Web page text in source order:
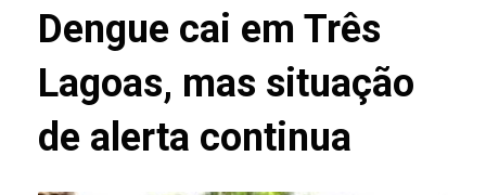
Dengue cai em Três
Lagoas, mas situação
de alerta continua